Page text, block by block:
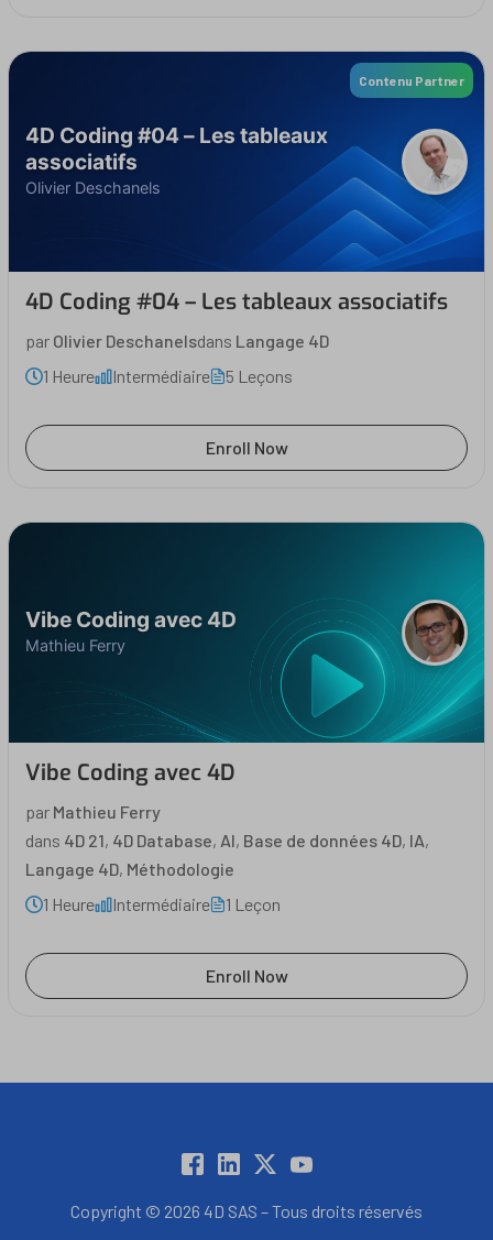
Contenu Partner
4D Coding #04 – Les tableaux
associatifs
Olivier Deschanels
4D Coding #04 – Les tableaux associatifs
par Olivier Deschanelsdans Langage 4D
1 Heure
Intermédiaire 5 Leçons
Enroll Now
Vibe Coding avec 4D
Mathieu Ferry
Vibe Coding avec 4D
par Mathieu Ferry
dans 4D 21, 4D Database, AI, Base de données 4D, IA,
Langage 4D, Méthodologie
1 Heure
Intermédiaire 1 Leçon
Enroll Now
Copyright © 2026 4D SAS – Tous droits réservés